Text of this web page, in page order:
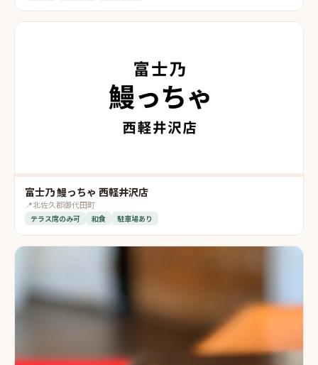
富士乃 鰻っちゃ 西軽井沢店
📍北佐久郡御代田町
テラス席のみ可 和食 駐車場あり